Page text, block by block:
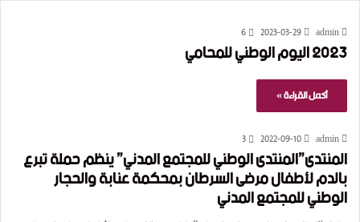
admin
2023-03-29
6
2023 اليوم الوطني للمحامي
أكمل القراءة »
admin
2022-09-10
3
المنتدى”المنتدى الوطني للمجتمع المدني” ينظم حملة تبرع
بالدم لأطفال مرضى السرطان بمحكمة عنابة والحجار
الوطني للمجتمع المدني